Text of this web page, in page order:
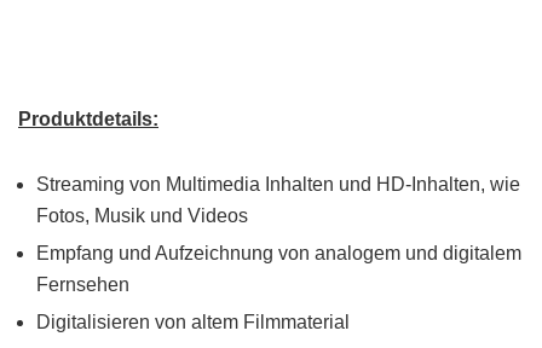
Produktdetails:
Streaming von Multimedia Inhalten und HD-Inhalten, wie
Fotos, Musik und Videos
Empfang und Aufzeichnung von analogem und digitalem
Fernsehen
Digitalisieren von altem Filmmaterial